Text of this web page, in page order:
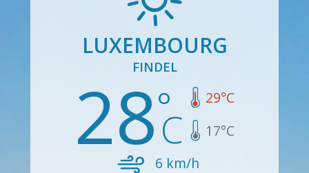
LUXEMBOURG
FINDEL
28 29°C
17°C
6 km/h